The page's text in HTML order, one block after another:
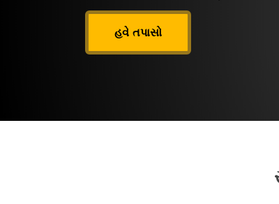
હવે તપાસો